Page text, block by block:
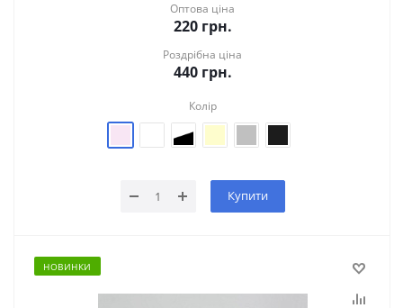
Оптова ціна
220грн.
Роздрібна ціна
440грн.
Колір
Купити
НОВИНКИ